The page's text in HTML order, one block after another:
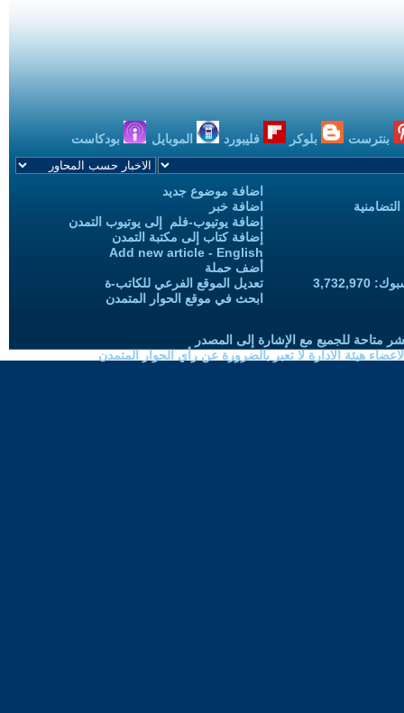
بنترست بلوكر فليبورد الموبايل بودكاست
اضافة موضوع جديد
اضافة خبر
إضافة يوتيوب-فلم إلى يوتيوب التمدن
إضافة كتاب إلى مكتبة التمدن
Add new article - English
أضف حملة
تعديل الموقع الفرعي للكاتب-ة
ابحث في موقع الحوار المتمدن
متاحة للجميع مع الإشارة إلى المصدر
هيئة الادارة لا تعبر بالضرورة عن رأي الحوار المتمدن